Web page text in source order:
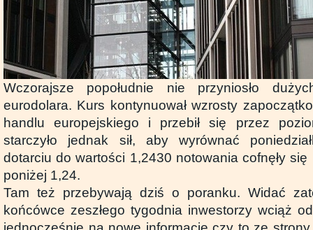
Wczorajsze popołudnie nie przyniosło
eurodolara. Kurs kontynuował wzrosty
handlu europejskiego i przebił się przez
starczyło jednak sił, aby wyrównać
dotarciu do wartości 1,2430 notowania cofnęły się
poniżej 1,24.
Tam też przebywają dziś o poranku. Widać
końcówce zeszłego tygodnia inwestorzy wciąż